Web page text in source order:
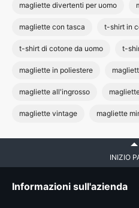
magliette divertenti per uomo
magliette con tasca t-shirt in
t-shirt di cotone da uomo t-
magliette in poliestere
magliette all'ingrosso
magliette vintage magliette
INIZIO
Informazioni sull'azienda